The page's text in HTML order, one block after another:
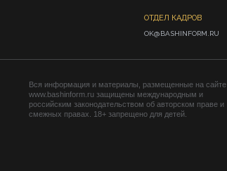
ОТДЕЛ КАДРОВ
OK@BASHINFORM.RU
Вся информация и материалы, размещенные на сайте
www.bashinform.ru защищены международным и
российским законодательством об авторском праве и
смежных правах. 18+ запрещено для детей.